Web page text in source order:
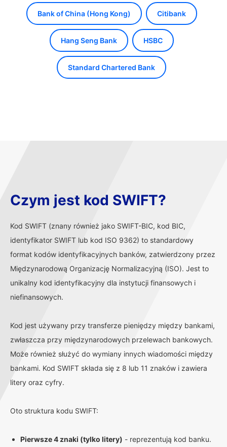
Bank of China (Hong Kong) Citibank
Hang Seng Bank HSBC
Standard Chartered Bank
Czym jest kod SWIFT?
Kod SWIFT (znany również jako SWIFT-BIC, kod BIC,
identyfikator SWIFT lub kod ISO 9362) to standardowy
format kodów identyfikacyjnych banków, zatwierdzony przez
Międzynarodową Organizację Normalizacyjną (ISO). Jest to
unikalny kod identyfikacyjny dla instytucji finansowych i
niefinansowych.
Kod jest używany przy transferze pieniędzy między bankami,
zwłaszcza przy międzynarodowych przelewach bankowych.
Może również służyć do wymiany innych wiadomości między
bankami. Kod SWIFT składa się z 8 lub 11 znaków i zawiera
litery oraz cyfry.
Oto struktura kodu SWIFT:
Pierwsze 4 znaki (tylko litery) - reprezentują kod banku.